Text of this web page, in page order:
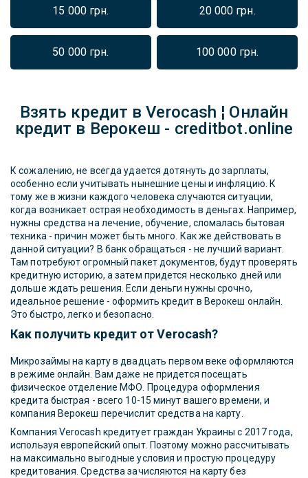
15 000 грн. 20 000 грн.
50 000 грн. 100 000 грн.
Взять кредит в Verocash ¦ Онлайн
кредит в Верокеш - creditbot.online
К сожалению, не всегда удается дотянуть до зарплаты,
особенно если учитывать нынешние цены и инфляцию. К
тому же в жизни каждого человека случаются ситуации,
когда возникает острая необходимость в деньгах. Например,
нужны средства на лечение, обучение, сломалась бытовая
техника - причин может быть много. Как же действовать в
данной ситуации? В банк обращаться - не лучший вариант.
Там потребуют огромный пакет документов, будут проверять
кредитную историю, а затем придется несколько дней или
дольше ждать решения. Если деньги нужны срочно,
идеальное решение - оформить кредит в Верокеш онлайн.
Это быстро, легко и безопасно.
Как получить кредит от Verocash?
Микрозаймы на карту в двадцать первом веке оформляются
в режиме онлайн. Вам даже не придется посещать
физическое отделение МФО. Процедура оформления
кредита быстрая - всего 10-15 минут вашего времени, и
компания Верокеш перечислит средства на карту.
Компания Verocash кредитует граждан Украины с 2017 года,
используя европейский опыт. Поэтому можно рассчитывать
на максимально выгодные условия и простую процедуру
кредитования. Средства зачисляются на карту без